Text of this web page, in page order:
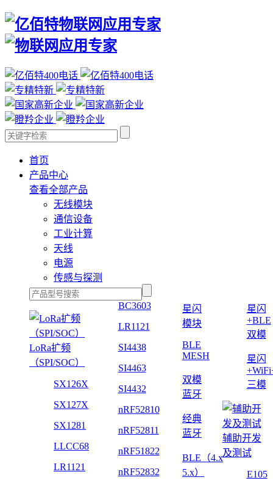
首页
产品中心
查看全部产品
无线模块
通信设备
工业计算
天线
电源
传感与探测
LoRa扩频
（SPI/SOC）
SX126X
SX127X
SX1281
LLCC68
LR1121
BC3603
LR1121
SI4438
SI4463
SI4432
nRF52810
nRF52811
nRF51822
nRF52832
星闪
模块
BLE
MESH
双模
蓝牙
经典
蓝牙
BLE（4.x
5.x）
星闪
+BLE
双模
星闪
三模
辅助开发
及测试
E105